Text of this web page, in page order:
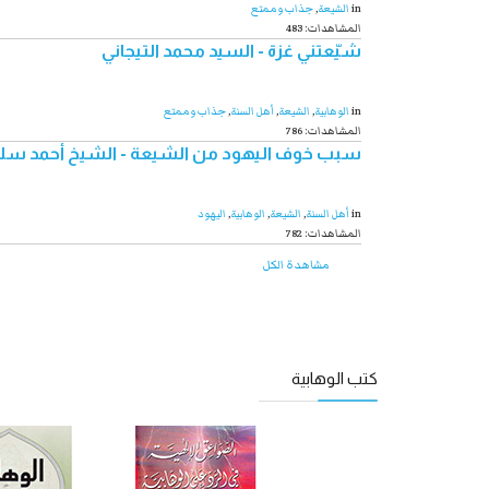
inالشیعة,جذاب و ممتع
483 :المشاهدات
شيّعتني غزة - السيد محمد التيجاني
inالوهابية,الشیعة,أهل السنة,جذاب و ممتع
786 :المشاهدات
سبب خوف اليهود من الشيعة - الشيخ أحمد
inأهل السنة,الشیعة,الوهابية,اليهود
782 :المشاهدات
مشاهدة الكل
كتب الوهابية